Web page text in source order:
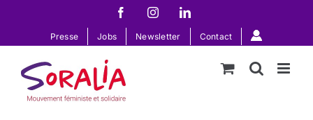
contenu
FacebookInstagramLinkedIn
Presse Jobs Newsletter Contact